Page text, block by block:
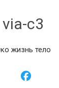
via-c3
жизнь тело